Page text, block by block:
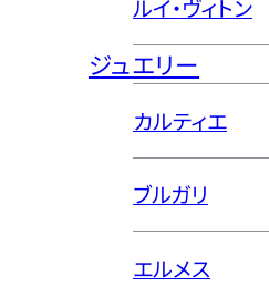
ルイ・ヴィトン
ジュエリー
カルティエ
ブルガリ
エルメス